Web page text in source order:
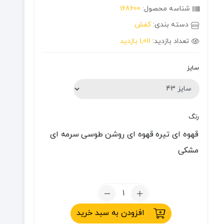
شناسه محصول: 168600
دسته بندی:کفش
تعداد بازدید: 1,011 بازدید
سایز
رنگ
قهوه ای تیره قهوه ای روشن طوسی سرمه ای
مشکی
تعداد:
صندل
مردانه
افزودن به سبد خرید